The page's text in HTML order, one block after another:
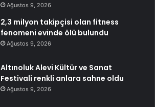
Ağustos 9, 2026
2,3 milyon takipçisi olan fitness
fenomeni evinde ölü bulundu
Ağustos 9, 2026
Altınoluk Alevi Kültür ve Sanat
Festivali renkli anlara sahne oldu
Ağustos 9, 2026